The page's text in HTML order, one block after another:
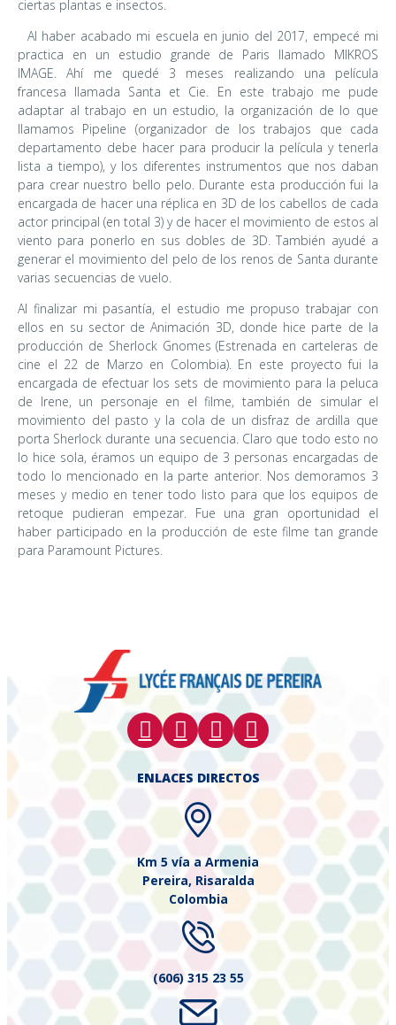
ciertas plantas e insectos.
Al haber acabado mi escuela en junio del 2017, empecé mi
practica en un estudio grande de Paris llamado MIKROS
IMAGE. Ahí me quedé 3 meses realizando una película
francesa llamada Santa et Cie. En este trabajo me pude
adaptar al trabajo en un estudio, la organización de lo que
llamamos Pipeline (organizador de los trabajos que cada
departamento debe hacer para producir la película y tenerla
lista a tiempo), y los diferentes instrumentos que nos daban
para crear nuestro bello pelo. Durante esta producción fui la
encargada de hacer una réplica en 3D de los cabellos de cada
actor principal (en total 3) y de hacer el movimiento de estos al
viento para ponerlo en sus dobles de 3D. También ayudé a
generar el movimiento del pelo de los renos de Santa durante
varias secuencias de vuelo.
Al finalizar mi pasantía, el estudio me propuso trabajar con
ellos en su sector de Animación 3D, donde hice parte de la
producción de Sherlock Gnomes (Estrenada en carteleras de
cine el 22 de Marzo en Colombia). En este proyecto fui la
encargada de efectuar los sets de movimiento para la peluca
de Irene, un personaje en el filme, también de simular el
movimiento del pasto y la cola de un disfraz de ardilla que
porta Sherlock durante una secuencia. Claro que todo esto no
lo hice sola, éramos un equipo de 3 personas encargadas de
todo lo mencionado en la parte anterior. Nos demoramos 3
meses y medio en tener todo listo para que los equipos de
retoque pudieran empezar. Fue una gran oportunidad el
haber participado en la producción de este filme tan grande
para Paramount Pictures.
ENLACES DIRECTOS
Km 5 vía a Armenia
Pereira, Risaralda
Colombia
(606) 315 23 55